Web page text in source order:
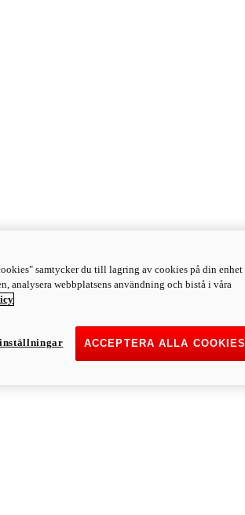
samtycker du till lagring av cookies på din enhet
analysera webbplatsens användning och bistå i våra
ACCEPTERA ALLA COOKIES